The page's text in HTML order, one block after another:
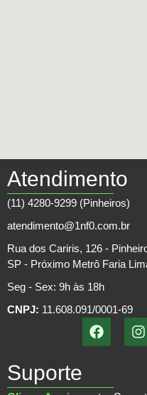
Atendimento
(11) 4280-9299 (Pinheiros)
atendimento@1nf0.com.br
Rua dos Cariris, 126 -
SP - Próximo Metrô Faria
Seg - Sex: 9h às 18h
CNPJ: 11.608.091/0001-69
Suporte